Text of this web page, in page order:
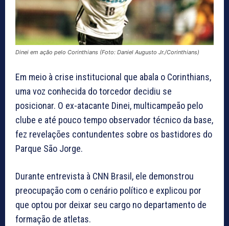
Dinei em ação pelo Corinthians (Foto: Daniel Augusto Jr./Corinthians)
Em meio à crise institucional que abala o Corinthians,
uma voz conhecida do torcedor decidiu se
posicionar. O ex-atacante Dinei, multicampeão pelo
clube e até pouco tempo observador técnico da base,
fez revelações contundentes sobre os bastidores do
Parque São Jorge.
Durante entrevista à CNN Brasil, ele demonstrou
preocupação com o cenário político e explicou por
que optou por deixar seu cargo no departamento de
formação de atletas.